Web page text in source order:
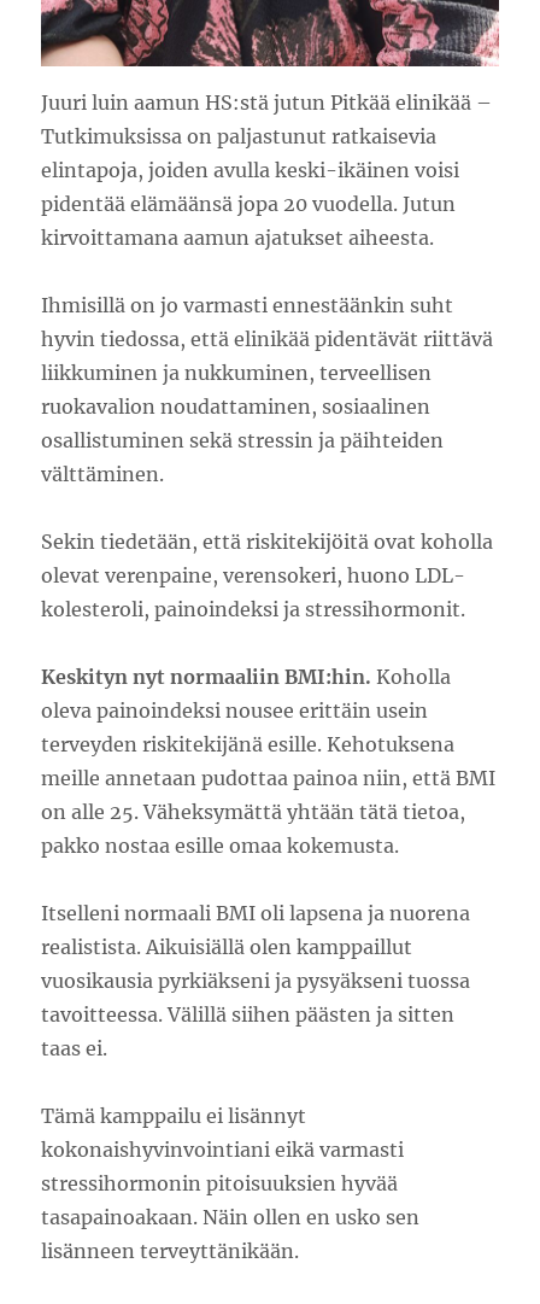
Juuri luin aamun HS:stä jutun Pitkää elinikää –
Tutkimuksissa on paljastunut ratkaisevia
elintapoja, joiden avulla keski-ikäinen voisi
pidentää elämäänsä jopa 20 vuodella. Jutun
kirvoittamana aamun ajatukset aiheesta.
Ihmisillä on jo varmasti ennestäänkin suht
hyvin tiedossa, että elinikää pidentävät riittävä
liikkuminen ja nukkuminen, terveellisen
ruokavalion noudattaminen, sosiaalinen
osallistuminen sekä stressin ja päihteiden
välttäminen.
Sekin tiedetään, että riskitekijöitä ovat koholla
olevat verenpaine, verensokeri, huono LDL-
kolesteroli, painoindeksi ja stressihormonit.
Keskityn nyt normaaliin BMI:hin.Koholla
oleva painoindeksi nousee erittäin usein
terveyden riskitekijänä esille. Kehotuksena
meille annetaan pudottaa painoa niin, että BMI
on alle 25. Väheksymättä yhtään tätä tietoa,
pakko nostaa esille omaa kokemusta.
Itselleni normaali BMI oli lapsena ja nuorena
realistista. Aikuisiällä olen kamppaillut
vuosikausia pyrkiäkseni ja pysyäkseni tuossa
tavoitteessa. Välillä siihen päästen ja sitten
taas ei.
Tämä kamppailu ei lisännyt
kokonaishyvinvointiani eikä varmasti
stressihormonin pitoisuuksien hyvää
tasapainoakaan. Näin ollen en usko sen
lisänneen terveyttänikään.